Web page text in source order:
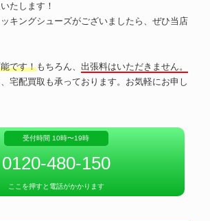
たします！
キングシューズがございましたら、ぜひ当店
です！もちろん、 出張料はいただきません。
宅配買取も承っております。お気軽にお申し
受付時間 10時〜19時
0120-480-150
ここを押すと電話がかかります